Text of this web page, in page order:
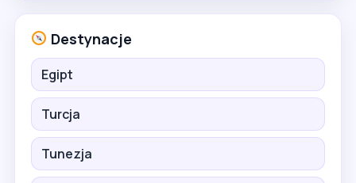
Destynacje
Egipt
Turcja
Tunezja